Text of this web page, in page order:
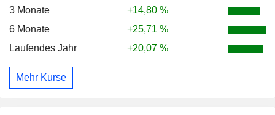
3 Monate
+14,80 %
6 Monate
+25,71 %
Laufendes Jahr
+20,07 %
Mehr Kurse